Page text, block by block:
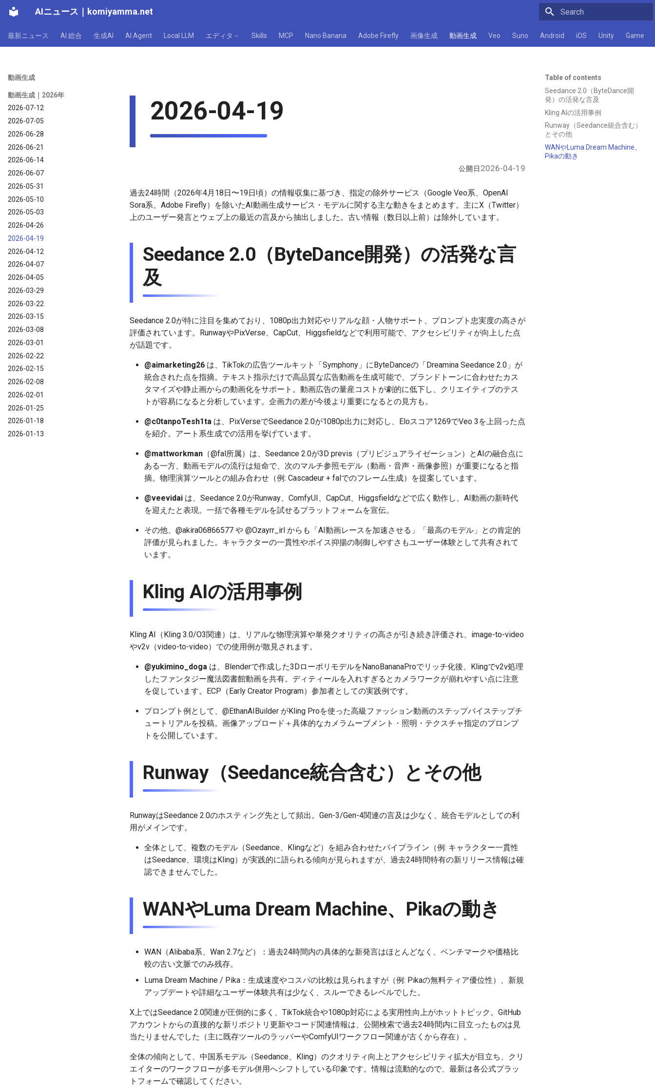
AIニュース komiyamma.net
最新ニュース AI 総合 生成AI AI Agent Local LLM エディタ－ Skills MCP Nano Banana Adobe Firefly 画像生成 動画生成 Veo Suno Android iOS Unity Game
動画生成
動画生成｜2026年
2026-07-12
2026-07-05
2026-06-28
2026-06-21
2026-06-14
2026-06-07
2026-05-31
2026-05-10
2026-05-03
2026-04-26
2026-04-19
2026-04-12
2026-04-07
2026-04-05
2026-03-29
2026-03-22
2026-03-15
2026-03-08
2026-03-01
2026-02-22
2026-02-15
2026-02-08
2026-02-01
2026-01-25
2026-01-18
2026-01-13
Table of contents
Seedance 2.0（ByteDance開
発）の活発な言及
Kling AIの活用事例
Runway（Seedance統合含む）
とその他
WANやLuma Dream Machine、
Pikaの動き
2026-04-19
公開日 2026-04-19
過去24時間（2026年4月18日〜19日頃）の情報収集に基づき、指定の除外サービス（Google Veo系、OpenAI
Sora系、Adobe Firefly）を除いたAI動画生成サービス・モデルに関する主な動きをまとめます。主にX（Twitter）
上のユーザー発言とウェブ上の最近の言及から抽出しました。古い情報（数日以上前）は除外しています。
Seedance 2.0（ByteDance開発）の活発な言
及
Seedance 2.0が特に注目を集めており、1080p出力対応やリアルな顔・人物サポート、プロンプト忠実度の高さが
評価されています。RunwayやPixVerse、CapCut、Higgsfieldなどで利用可能で、アクセシビリティが向上した点
が話題です。
@aimarketing26 は、TikTokの広告ツールキット「Symphony」にByteDanceの「Dreamina Seedance 2.0」が
統合された点を指摘。テキスト指示だけで高品質な広告動画を生成可能で、ブランドトーンに合わせたカス
タマイズや静止画からの動画化をサポート。動画広告の量産コストが劇的に低下し、クリエイティブのテス
トが容易になると分析しています。企画力の差が今後より重要になるとの見方も。
@c0tanpoTesh1ta は、PixVerseでSeedance 2.0が1080p出力に対応し、Eloスコア1269でVeo 3を上回った点
を紹介。アート系生成での活用を挙げています。
@mattworkman （@fal所属）は、Seedance 2.0が3D previs（プリビジュアライゼーション）とAIの融合点に
ある一方、動画モデルの流行は短命で、次のマルチ参照モデル（動画・音声・画像参照）が重要になると指
摘。物理演算ツールとの組み合わせ（例: Cascadeur + falでのフレーム生成）を提案しています。
@veevidai は、Seedance 2.0がRunway、ComfyUI、CapCut、Higgsfieldなどで広く動作し、AI動画の新時代
を迎えたと表現。一括で各種モデルを試せるプラットフォームを宣伝。
その他、@akira06866577 や @Ozayrr_irl からも「AI動画レースを加速させる」「最高のモデル」との肯定的
評価が見られました。キャラクターの一貫性やボイス抑揚の制御しやすさもユーザー体験として共有されて
います。
Kling AIの活用事例
Kling AI（Kling 3.0/O3関連）は、リアルな物理演算や単発クオリティの高さが引き続き評価され、image-to-video
やv2v（video-to-video）での使用例が散見されます。
@yukimino_doga は、Blenderで作成した3DローポリモデルをNanoBananaProでリッチ化後、Klingでv2v処理
したファンタジー魔法図書館動画を共有。ディティールを入れすぎるとカメラワークが崩れやすい点に注意
を促しています。ECP（Early Creator Program）参加者としての実践例です。
プロンプト例として、@EthanAIBuilder がKling Proを使った高級ファッション動画のステップバイステップチ
ュートリアルを投稿。画像アップロード＋具体的なカメラムーブメント・照明・テクスチャ指定のプロンプ
トを公開しています。
Runway（Seedance統合含む）とその他
RunwayはSeedance 2.0のホスティング先として頻出。Gen-3/Gen-4関連の言及は少なく、統合モデルとしての利
用がメインです。
全体として、複数のモデル（Seedance、Klingなど）を組み合わせたパイプライン（例: キャラクター一貫性
はSeedance、環境はKling）が実践的に語られる傾向が見られますが、過去24時間特有の新リリース情報は確
認できませんでした。
WANやLuma Dream Machine、Pikaの動き
WAN（Alibaba系、Wan 2.7など）：過去24時間内の具体的な新発言はほとんどなく、ベンチマークや価格比
較の古い文脈でのみ残存。
Luma Dream Machine / Pika：生成速度やコスパの比較は見られますが（例: Pikaの無料ティア優位性）、新規
アップデートや詳細なユーザー体験共有は少なく、スルーできるレベルでした。
X上ではSeedance 2.0関連が圧倒的に多く、TikTok統合や1080p対応による実用性向上がホットトピック。GitHub
アカウントからの直接的な新リポジトリ更新やコード関連情報は、公開検索で過去24時間内に目立ったものは見
当たりませんでした（主に既存ツールのラッパーやComfyUIワークフロー関連が古くから存在）。
全体の傾向として、中国系モデル（Seedance、Kling）のクオリティ向上とアクセシビリティ拡大が目立ち、クリ
エイターのワークフローが多モデル併用へシフトしている印象です。情報は流動的なので、最新は各公式プラッ
トフォームで確認してください。